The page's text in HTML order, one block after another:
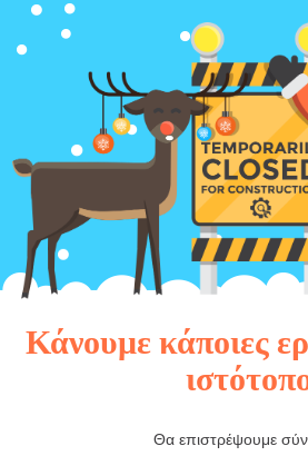
Κάνουμε κάποιες
Θα επιστρέψουμε